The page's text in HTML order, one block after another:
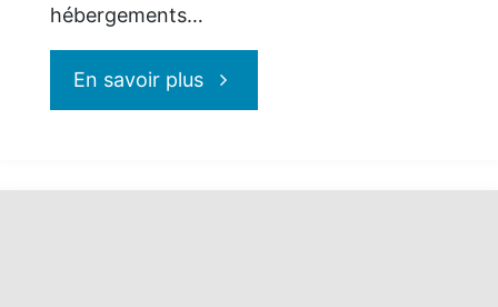
hébergements…
En savoir plus"Transat